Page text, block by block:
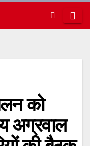
को
अग्रवाल